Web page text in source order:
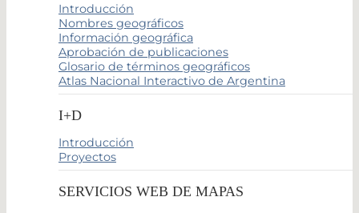
Introducción
Nombres geográficos
Información geográfica
Aprobación de publicaciones
Glosario de términos geográficos
Atlas Nacional Interactivo de Argentina
I+D
Introducción
Proyectos
SERVICIOS WEB DE MAPAS